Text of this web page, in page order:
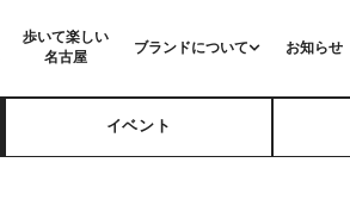
歩いて楽しい
名古屋
ブランドについて お知らせ
イベント